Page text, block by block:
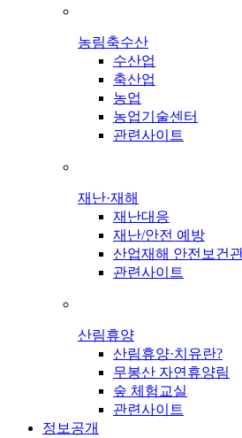
농림축수산
수산업
축산업
농업
농업기술센터
관련사이트
재난·재해
재난대응
재난/안전 예방
산업재해 안전보건
관련사이트
산림휴양
산림휴양·치유란?
무봉산 자연휴양림
숲 체험교실
관련사이트
정보공개